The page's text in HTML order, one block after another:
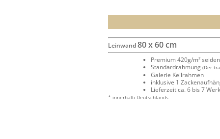
Leinwand80 x 60 cm
Premium 420g/m²
Standardrahmung (Der
Galerie Keilrahmen
inklusive 1
Lieferzeit ca. 6 bis 7
* innerhalb Deutschlands